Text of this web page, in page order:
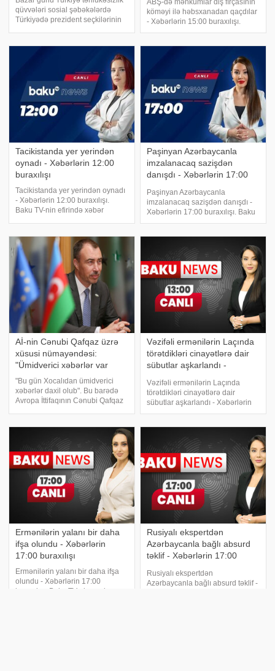
qüvvələri sosial şəbəkələrdə
Türkiyədə prezident seçkilərinin
saxlayıb. xəbər verir ki, bu barəd
ABŞ-də məhkumlar diş fırçasının
köməyi ilə həbsxanadan qaçdılar
- Xəbərlərin 15:00 buraxılışı.
Baku TV-nin efirində xəbər
edilən prospektinin bir hissəsində
Tacikistanda yer yerindən
oynadı - Xəbərlərin 12:00
buraxılışı
Tacikistanda yer yerindən oynadı
- Xəbərlərin 12:00 buraxılışı.
Baku TV-nin efirində xəbər
münasibətilə Azərbaycan xalqını
təbrik etdi. Əməkdar artist Dilarə
Əliyev
Paşinyan Azərbaycanla
imzalanacaq sazişdən
danışdı - Xəbərlərin 17:00
Paşinyan Azərbaycanla
imzalanacaq sazişdən danışdı -
Xəbərlərin 17:00 buraxılışı. Baku
TV-nin efirində xəbər vaxtıdır.
doğurur". Rusiya rəsmi Bakı ilə
İrəvana çağırı
Aİ-nin Cənubi Qafqaz üzrə
xüsusi nümayəndəsi:
"Ümidverici xəbərlər var
"Bu gün Xocalıdan ümidverici
xəbərlər daxil olub". Bu barədə
Avropa İttifaqının Cənubi Qafqaz
paylaşım edib. "Bu gün Bakı və
Vəzifəli ermənilərin Laçında
törətdikləri cinayətlərə dair
sübutlar aşkarlandı -
Vəzifəli ermənilərin Laçında
törətdikləri cinayətlərə dair
sübutlar aşkarlandı - Xəbərlərin
13:00 buraxılışı. Baku TV-nin
ünvandır", - Laçın yolundakı
aksiyad
Ermənilərin yalanı bir daha
ifşa olundu - Xəbərlərin
17:00 buraxılışı
Ermənilərin yalanı bir daha ifşa
olundu - Xəbərlərin 17:00
buraxılışı. Baku TV-nin canlı
Rusiyalı ekspertdən
Azərbaycanla bağlı absurd
təklif - Xəbərlərin 17:00
Rusiyalı ekspertdən
Azərbaycanla bağlı absurd təklif -